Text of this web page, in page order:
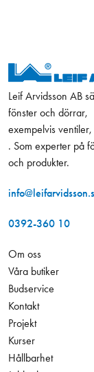
Leif Arvidsson AB
fönster och dörrar,
exempelvis
. Som experter på
och produkter.
0392-360 10
Om oss
Våra butiker
Budservice
Kontakt
Projekt
Kurser
Hållbarhet